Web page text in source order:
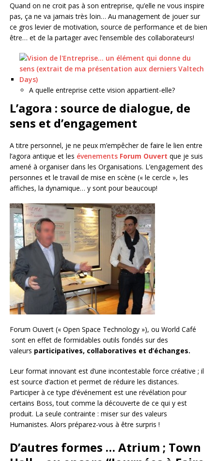
Quand on ne croit pas à son entreprise, qu’elle ne vous inspire
pas, ça ne va jamais très loin… Au management de jouer sur
ce gros levier de motivation, source de performance et de bien
être… et de la partager avec l’ensemble des collaborateurs!
A quelle entreprise cette vision appartient-elle?
L’agora : source de dialogue, de
sens et d’engagement
A titre personnel, je ne peux m’empêcher de faire le lien entre
l’agora antique et les évenements Forum Ouvert que je suis
amené à organiser dans les Organisations. L’engagement des
personnes et le travail de mise en scène (« le cercle », les
affiches, la dynamique… y sont pour beaucoup!
Forum Ouvert (« Open Space Technology »), ou World Café
sont en effet de formidables outils fondés sur des
valeurs participatives, collaboratives et d’échanges.
Leur format innovant est d’une incontestable force créative ; il
est source d’action et permet de réduire les distances.
Participer à ce type d’événement est une révélation pour
certains Boss, tout comme la découverte de ce qui y est
produit. La seule contrainte : miser sur des valeurs
Humanistes. Alors préparez-vous à être surpris !
D’autres formes … Atrium ; Town